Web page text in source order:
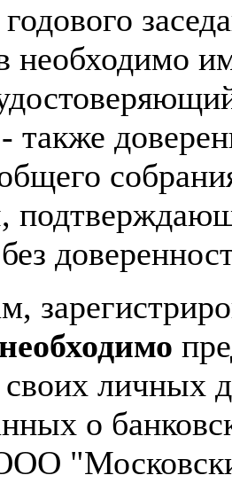
необходимо
также
необходимо
личных
о